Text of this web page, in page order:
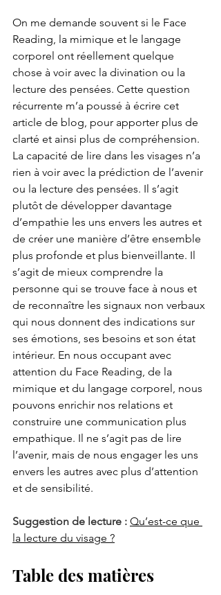
On me demande souvent si le Face
Reading, la mimique et le langage
corporel ont réellement quelque
chose à voir avec la divination ou la
lecture des pensées. Cette question
récurrente m’a poussé à écrire cet
article de blog, pour apporter plus de
clarté et ainsi plus de compréhension.
La capacité de lire dans les visages n’a
rien à voir avec la prédiction de l’avenir
ou la lecture des pensées. Il s’agit
plutôt de développer davantage
d’empathie les uns envers les autres et
de créer une manière d’être ensemble
plus profonde et plus bienveillante. Il
s’agit de mieux comprendre la
personne qui se trouve face à nous et
de reconnaître les signaux non verbaux
qui nous donnent des indications sur
ses émotions, ses besoins et son état
intérieur. En nous occupant avec
attention du Face Reading, de la
mimique et du langage corporel, nous
pouvons enrichir nos relations et
construire une communication plus
empathique. Il ne s’agit pas de lire
l’avenir, mais de nous engager les uns
envers les autres avec plus d’attention
et de sensibilité.
Suggestion de lecture : Qu’est-ce que
la lecture du visage ?
Table des matières